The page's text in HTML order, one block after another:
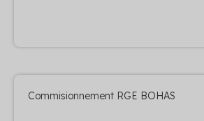
Commisionnement RGE BOHAS